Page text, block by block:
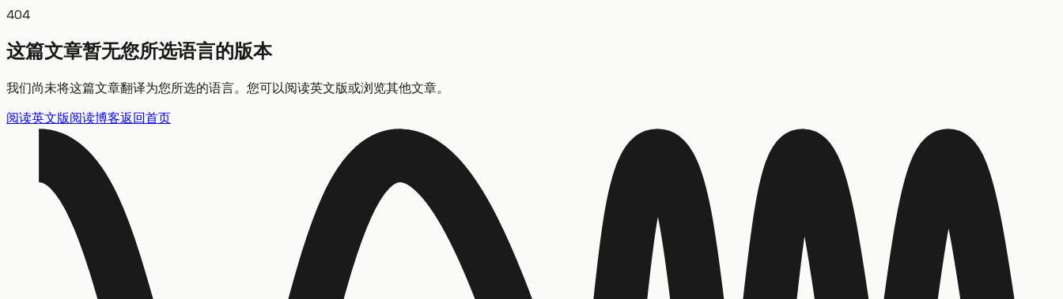
404
这篇文章暂无您所选语言的版本
我们尚未将这篇文章翻译为您所选的语言。您可以阅读英文版或浏览其他文章。
阅读英文版阅读博客返回首页